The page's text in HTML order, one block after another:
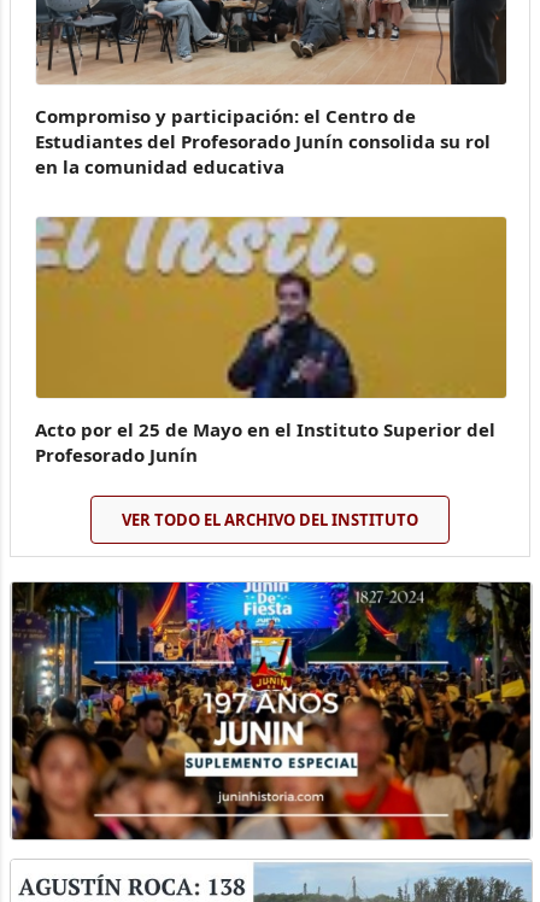
Compromiso y participación: el Centro de
Estudiantes del Profesorado Junín consolida su rol
en la comunidad educativa
Acto por el 25 de Mayo en el Instituto Superior del
Profesorado Junín
VER TODO EL ARCHIVO DEL INSTITUTO